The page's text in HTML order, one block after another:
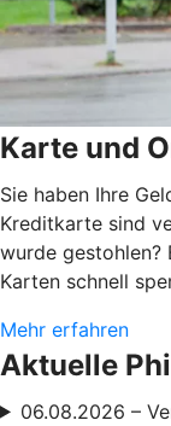
Karte und
Sie haben Ihre
Kreditkarte sind
wurde gestohlen?
Karten schnell
Mehr erfahren
Aktuelle
06.08.2026 –